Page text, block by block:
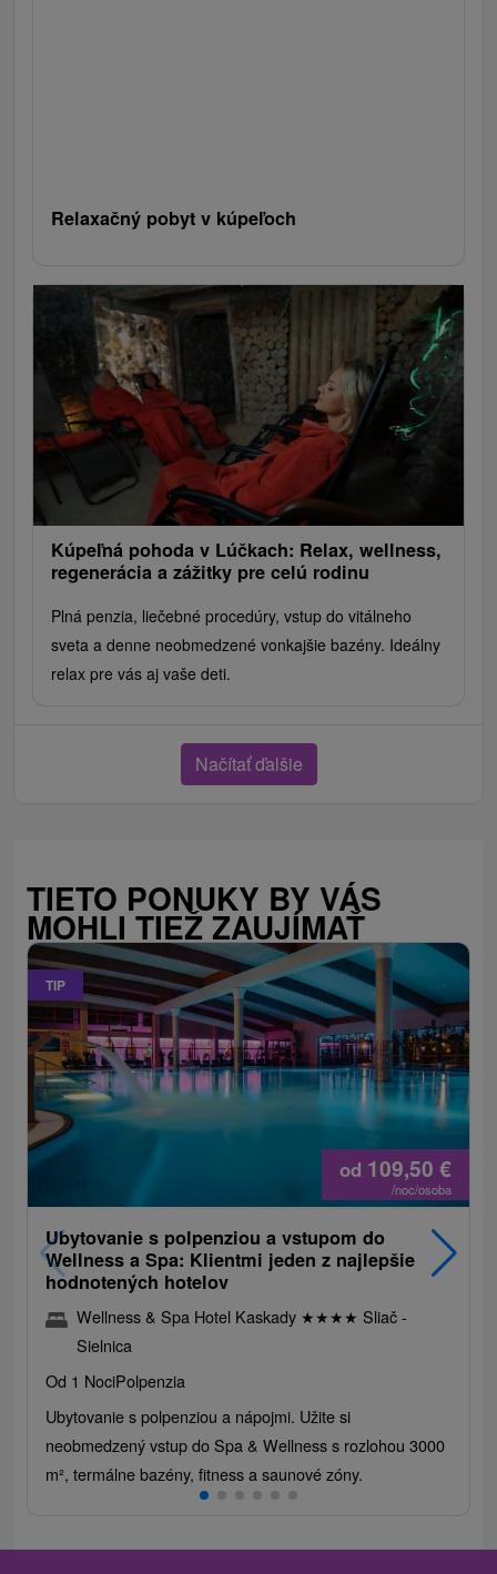
Relaxačný pobyt v kúpeľoch
Kúpeľná pohoda v Lúčkach: Relax, wellness,
regenerácia a zážitky pre celú rodinu
Plná penzia, liečebné procedúry, vstup do vitálneho
sveta a denne neobmedzené vonkajšie bazény. Ideálny
relax pre vás aj vaše deti.
Načítať ďalšie
TIETO PONUKY BY VÁS
MOHLI TIEŽ ZAUJÍMAŤ
TIP
od 109,50 €
/noc/osoba
Ubytovanie s polpenziou a vstupom do
Wellness a Spa: Klientmi jeden z najlepšie
hodnotených hotelov
Wellness & Spa Hotel Kaskady ★★★★ Sliač -
Sielnica
Od 1 NociPolpenzia
Ubytovanie s polpenziou a nápojmi. Užite si
neobmedzený vstup do Spa & Wellness s rozlohou 3000
m², termálne bazény, fitness a saunové zóny.